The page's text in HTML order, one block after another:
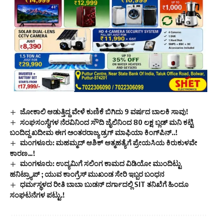
ಜೋಕಾಲಿ ಆಡುತ್ತಿದ್ದ ವೇಳೆ ಕುಣಿಕೆ ಬಿಗಿದು 9 ವರ್ಷದ ಬಾಲಕಿ ಸಾವು!
ಸಂಘಸಂಸ್ಥೆಗಳ ನೆರವಿನಿಂದ ಸೌದಿ ಜೈಲಿನಿಂದ 80 ಲಕ್ಷ ಬ್ಲಡ್ ಮನಿ ಕಟ್ಟಿ
ಬಂದಿದ್ದ ಖದೀಮ ಈಗ ಅಂತರರಾಜ್ಯ ಡ್ರಗ್ ಮಾಫಿಯಾ ಕಿಂಗ್‌ಪಿನ್..!
ಮಂಗಳೂರು: ಮಹಮ್ಮದ್ ಆಶಿಕ್ ಆತ್ಮಹತ್ಯೆಗೆ ಪ್ರೇಯಸಿಯ ಕಿರುಕುಳವೇ
ಕಾರಣ…!
ಮಂಗಳೂರು: ಉದ್ಯಮಿಗೆ ಸಲಿಂಗ ಕಾಮದ ವಿಡಿಯೋ ಮುಂದಿಟ್ಟು
ಹನಿಟ್ರ್ಯಾಪ್ ; ಯುವ ಕಾಂಗ್ರೆಸ್ ಮುಖಂಡ ಸೇರಿ ಇಬ್ಬರ ಬಂಧನ
ಧರ್ಮಸ್ಥಳದ ರೀತಿ ಬಾಬಾ ಬುಡನ್ ದರ್ಗಾದಲ್ಲಿ SIT ತನಿಖೆಗೆ ಹಿಂದೂ
ಸಂಘಟನೆಗಳ ಪಟ್ಟು.!